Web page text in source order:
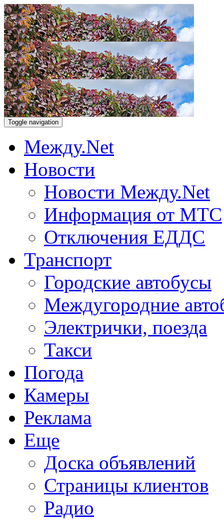
Toggle navigation
Между.Net
Новости
Новости Между.Net
Информация от МТС
Отключения ЕДДС
Транспорт
Городские автобусы
Междугородние
Электрички, поезда
Такси
Погода
Камеры
Реклама
Еще
Доска объявлений
Страницы клиентов
Радио